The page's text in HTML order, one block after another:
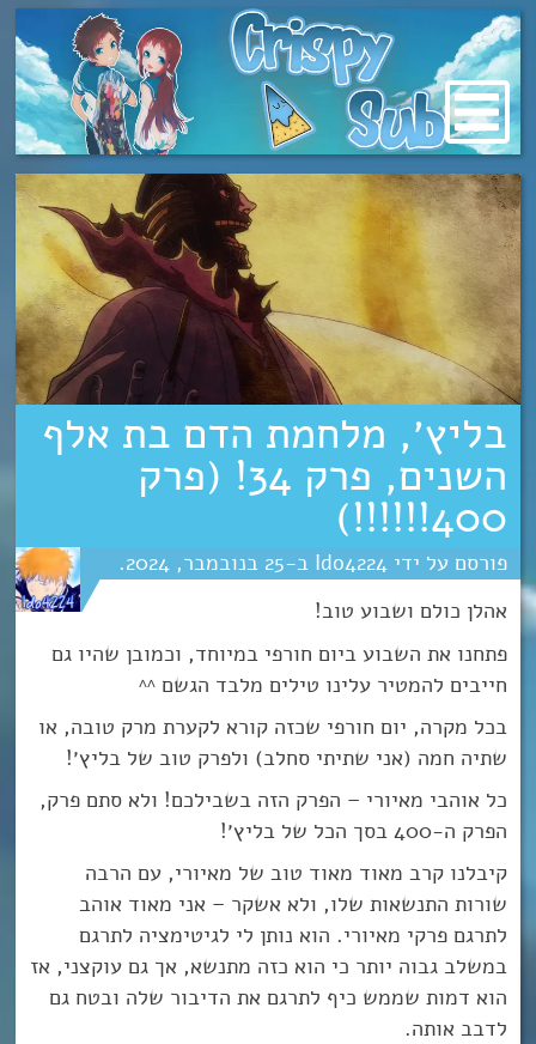
מעבר
לתוכן
בליץ׳, מלחמת הדם בת אלף
השנים, פרק 34! (פרק
400!!!!!!)
Ido4224
25 נובמבר 2024
אהלן כולם ושבוע טוב!
פתחנו את השבוע ביום חורפי במיוחד, וכמובן שהיו גם
חייבים להמטיר עלינו טילים מלבד הגשם ^^
בכל מקרה, יום חורפי שכזה קורא לקערת מרק טובה, או
שתיה חמה (אני שתיתי סחלב) ולפרק טוב של בליץ׳!
כל אוהבי מאיורי – הפרק הזה בשבילכם! ולא סתם פרק,
הפרק ה-400 בסך הכל של בליץ׳!
קיבלנו קרב מאוד מאוד טוב של מאיורי, עם הרבה
שורות התנשאות שלו, ולא אשקר – אני מאוד אוהב
לתרגם פרקי מאיורי. הוא נותן לי לגיטימציה לתרגם
במשלב גבוה יותר כי הוא כזה מתנשא, אך גם עוקצני, אז
הוא דמות שממש כיף לתרגם את הדיבור שלה ובטח גם
לדבב אותה.